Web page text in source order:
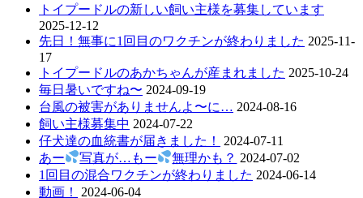
トイプードルの新しい飼い主様を募集しています
2025-12-12
先日！無事に1回目のワクチンが終わりました 2025-11-
17
トイプードルのあかちゃんが産まれました 2025-10-24
毎日暑いですね〜 2024-09-19
台風の被害がありませんよ〜に… 2024-08-16
飼い主様募集中 2024-07-22
仔犬達の血統書が届きました！
2024-07-11
あー
写真が…もー 無理かも？ 2024-07-02
1回目の混合ワクチンが終わりました 2024-06-14
動画！
2024-06-04